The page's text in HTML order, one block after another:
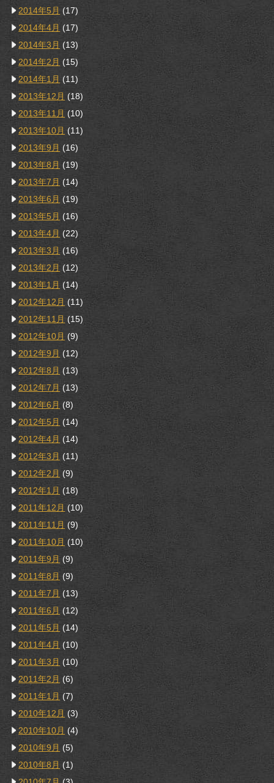
2014年5月 (17)
2014年4月 (17)
2014年3月 (13)
2014年2月 (15)
2014年1月 (11)
2013年12月 (18)
2013年11月 (10)
2013年10月 (11)
2013年9月 (16)
2013年8月 (19)
2013年7月 (14)
2013年6月 (19)
2013年5月 (16)
2013年4月 (22)
2013年3月 (16)
2013年2月 (12)
2013年1月 (14)
2012年12月 (11)
2012年11月 (15)
2012年10月 (9)
2012年9月 (12)
2012年8月 (13)
2012年7月 (13)
2012年6月 (8)
2012年5月 (14)
2012年4月 (14)
2012年3月 (11)
2012年2月 (9)
2012年1月 (18)
2011年12月 (10)
2011年11月 (9)
2011年10月 (10)
2011年9月 (9)
2011年8月 (9)
2011年7月 (13)
2011年6月 (12)
2011年5月 (14)
2011年4月 (10)
2011年3月 (10)
2011年2月 (6)
2011年1月 (7)
2010年12月 (3)
2010年10月 (4)
2010年9月 (5)
2010年8月 (1)